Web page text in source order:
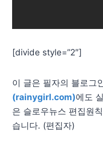
[divide style=”2″]
이 글은 필자의 블로그
(rainygirl.com)에도
은 슬로우뉴스 편집원
습니다. (편집자)